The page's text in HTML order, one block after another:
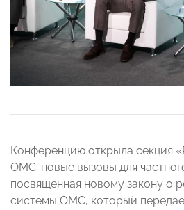
Конференцию открыла секция
ОМС: новые вызовы для
посвященная новому закону о
системы ОМС, который